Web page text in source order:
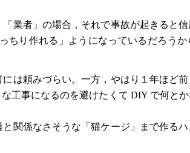
業者」の場合，それで事故が起きると
ちり作れる」ようになっているだろう
は頼みづらい。一方，やはり１年ほど
工事になるのを避けたくて DIY で何と
関係なさそうな「猫ケージ」まで作るハ